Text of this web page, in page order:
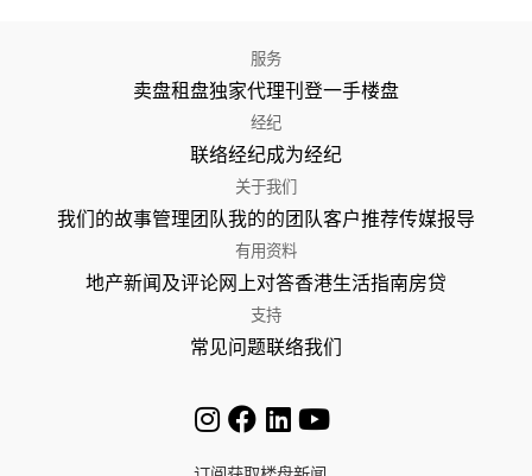
服务
卖盘租盘独家代理刊登一手楼盘
经纪
联络经纪成为经纪
关于我们
我们的故事管理团队我的的团队客户推荐传媒报导
有用资料
地产新闻及评论网上对答香港生活指南房贷
支持
常见问题联络我们